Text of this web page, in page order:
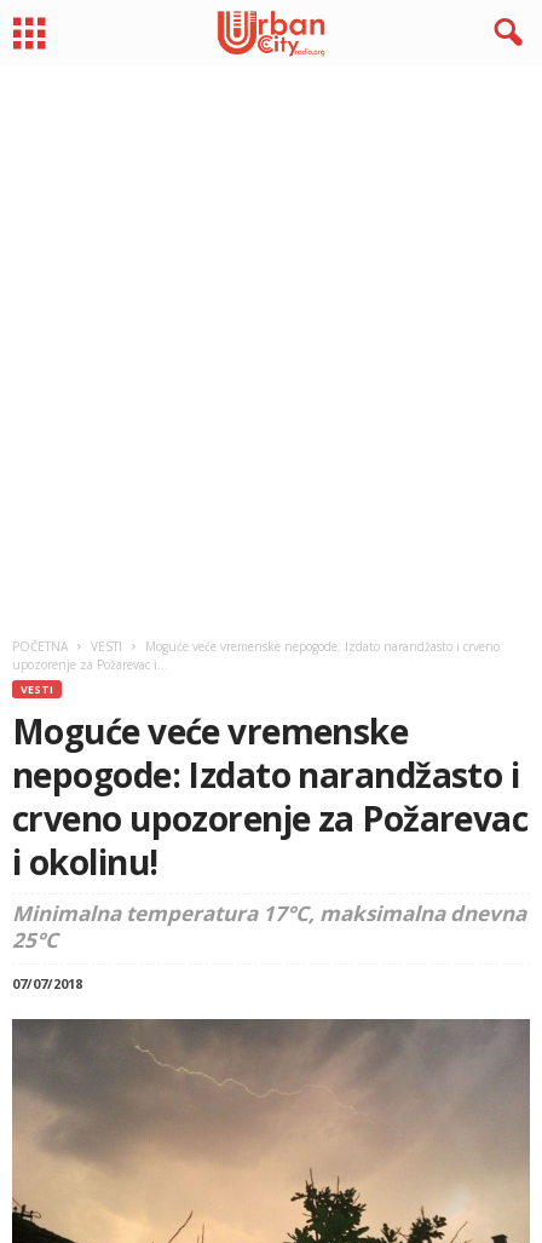
POČETNA VESTI
Moguće veće vremenske nepogode: Izdato narandžasto i crveno
upozorenje za Požarevac i...
VESTI
Moguće veće vremenske
nepogode: Izdato narandžasto i
crveno upozorenje za Požarevac
i okolinu!
Minimalna temperatura 17°C, maksimalna dnevna
25°C
07/07/2018